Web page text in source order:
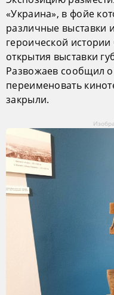
«Украина», в фойе
различные выставки
героической
открытия выставки
Развожаев сообщил
переименовать
закрыли.